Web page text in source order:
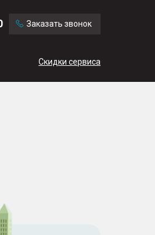
Заказать звонок
Скидки сервиса